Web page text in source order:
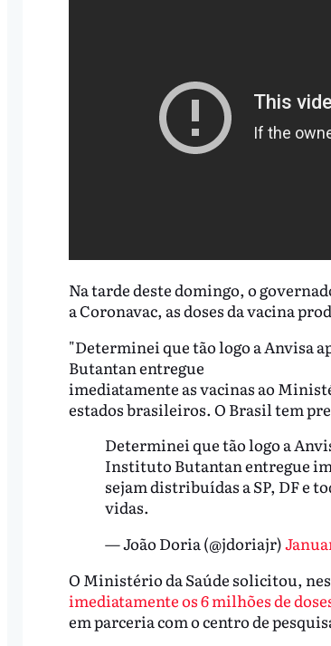
Na tarde deste domingo, o
a Coronavac, as doses da vacina
"Determinei que tão logo a Anvisa
Butantan entregue
imediatamente as vacinas ao
estados brasileiros. O Brasil tem
Determinei que tão logo a
Instituto Butantan entregue
sejam distribuídas a SP, DF e
vidas.
— João Doria (@jdoriajr)
O Ministério da Saúde solicitou,
imediatamente os 6 milhões de
em parceria com o centro de